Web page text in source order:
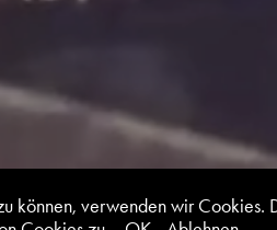
können, verwenden wir